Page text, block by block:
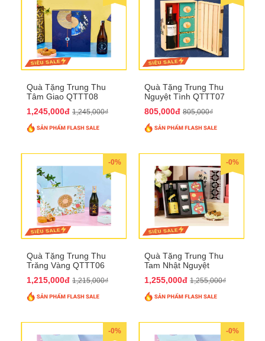
Quà Tặng Trung Thu
Tâm Giao QTTT08
1,245,000đ 1,245,000₫
Quà Tặng Trung Thu
Nguyệt Tình QTTT07
805,000đ 805,000₫
-0%
Quà Tặng Trung Thu
Trăng Vàng QTTT06
1,215,000đ 1,215,000₫
-0%
Quà Tặng Trung Thu
Tam Nhật Nguyệt
1,255,000đ 1,255,000₫
-0% -0%